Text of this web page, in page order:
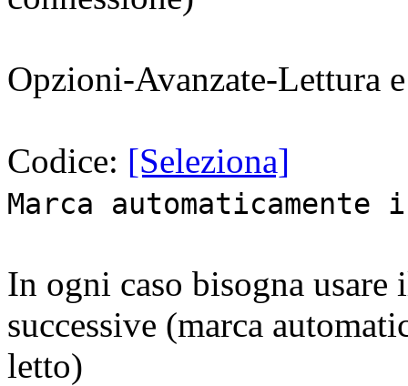
Opzioni-Avanzate-Lettura
Codice: [Seleziona]
Marca
In ogni caso bisogna
successive (marca
letto)